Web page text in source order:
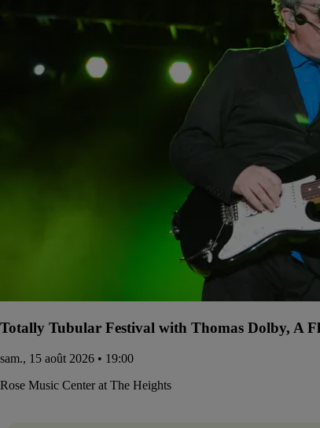
Totally Tubular Festival with Thomas Dolby, A
sam., 15 août 2026 • 19:00
Rose Music Center at The Heights